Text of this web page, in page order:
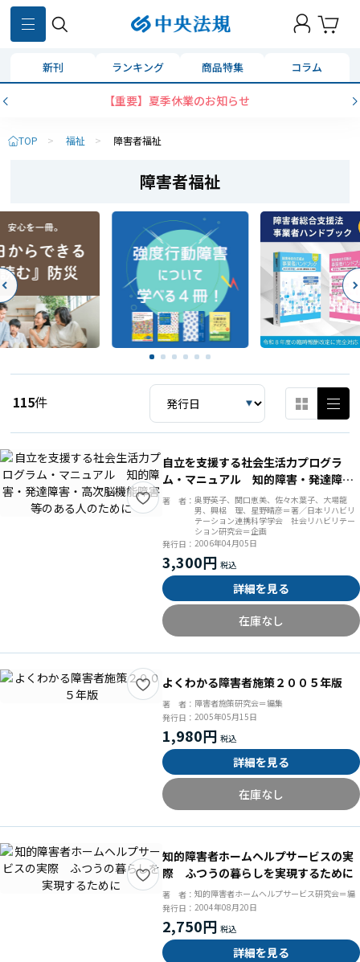
新刊 ランキング 商品特集 コラム
【重要】夏季休業のお知らせ
TOP > 福祉 > 障害者福祉
障害者福祉
115件
自立を支援する社会生活力プログラ
ム・マニュアル 知的障害・発達障
害・高次脳機能障害等のある人のため
著 者： 奥野英子、関口恵美、佐々木葉子、大場龍
男、興梠 理、星野晴彦＝著／日本リハビリ
テーション連携科学学会 社会リハビリテー
ション研究会＝企画
発行日： 2006年04月05日
3,300円
詳細を見る
在庫なし
よくわかる障害者施策２００５年版
著 者： 障害者施策研究会＝編集
発行日： 2005年05月15日
1,980円
詳細を見る
在庫なし
知的障害者ホームヘルプサービスの実
際 ふつうの暮らしを実現するために
著 者： 知的障害者ホームヘルプサービス研究会＝編
発行日： 2004年08月20日
2,750円
詳細を見る